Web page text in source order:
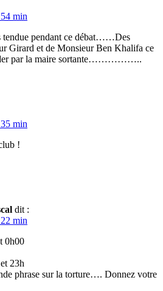
min
tendue pendant ce débat……Des
Girard et de Monsieur Ben Khalifa ce
par la maire sortante……………..
min
!
dit :
min
0h00
23h
phrase sur la torture…. Donnez votre